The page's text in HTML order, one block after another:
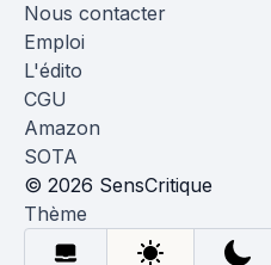
Nous contacter
Emploi
L'édito
CGU
Amazon
SOTA
© 2026 SensCritique
Thème